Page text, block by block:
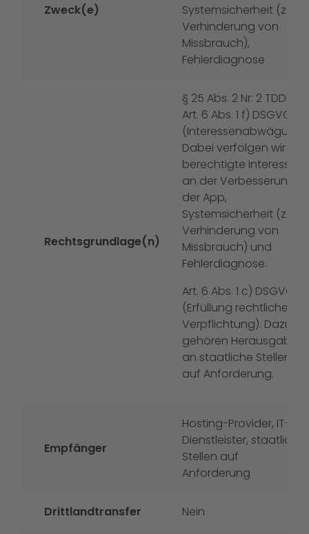
Zweck(e)
Systemsicherheit (z. B.
Verhinderung von
Missbrauch),
Fehlerdiagnose
Rechtsgrundlage(n)
§ 25 Abs. 2 Nr. 2 TDDDG,
Art. 6 Abs. 1 f) DSGVO
(Interessenabwägung).
Dabei verfolgen wir das
berechtigte Interesse
an der Verbesserung
der App,
Systemsicherheit (z. B.
Verhinderung von
Missbrauch) und
Fehlerdiagnose.
Art. 6 Abs. 1 c) DSGVO
(Erfüllung rechtlicher
Verpflichtung). Dazu
gehören Herausgaben
an staatliche Stellen
auf Anforderung.
Empfänger
Hosting-Provider, IT-
Dienstleister, staatliche
Stellen auf
Anforderung
Drittlandtransfer Nein